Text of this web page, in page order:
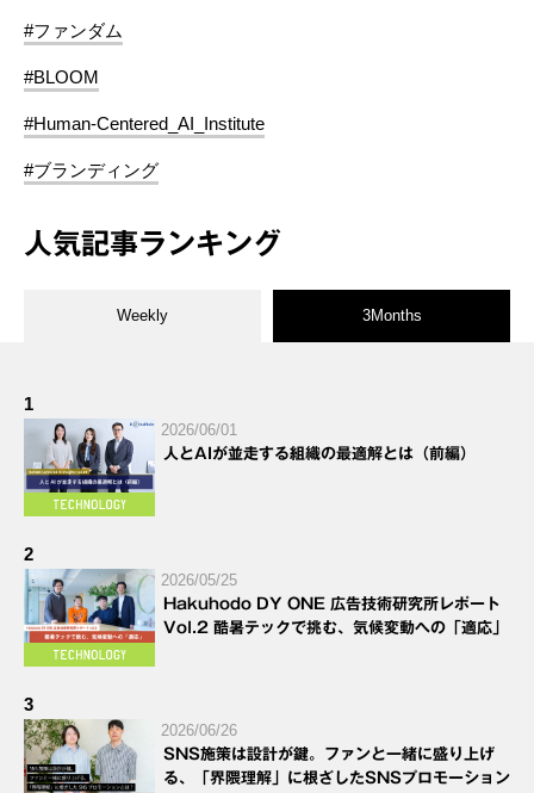
#ファンダム
#BLOOM
#Human-Centered_AI_Institute
#ブランディング
人気記事ランキング
Weekly 3Months
1
2026/06/01
人とAIが並走する組織の最適解とは（前編）
2
2026/05/25
Hakuhodo DY ONE 広告技術研究所レポート
Vol.2 酷暑テックで挑む、気候変動への「適応」
3
2026/06/26
SNS施策は設計が鍵。ファンと一緒に盛り上げ
る、「界隈理解」に根ざしたSNSプロモーション